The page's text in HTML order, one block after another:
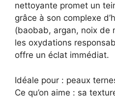
nettoyante promet un
grâce à son complexe
(baobab, argan, noix de
les oxydations
offre un éclat immédiat.
Idéale pour : peaux
Ce qu’on aime : sa